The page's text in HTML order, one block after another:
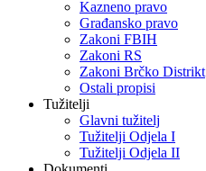
Kazneno pravo
Građansko pravo
Zakoni FBIH
Zakoni RS
Zakoni Brčko Distrikt
Ostali propisi
Tužitelji
Glavni tužitelj
Tužitelji Odjela I
Tužitelji Odjela II